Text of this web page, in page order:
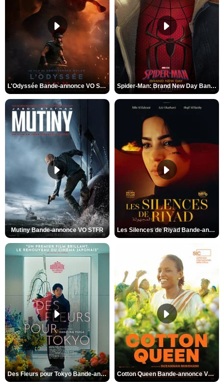
L'Odyssée Bande-annonce VO STFR Spider-Man: Brand New Day Bande-annonce VO STFR
Mutiny Bande-annonce VO STFR Les Silences de Riyad Bande-annonce VO STFR
Des Fleurs pour Tokyo Bande-annonce VO STFR Cotton Queen Bande-annonce VO STFR